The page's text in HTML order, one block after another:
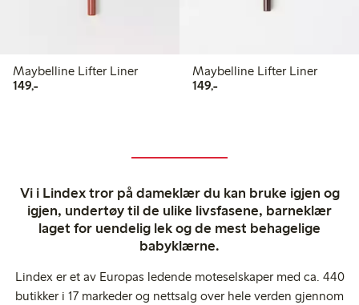
Maybelline Lifter Liner
149,-149,00 kr
Maybelline Lifter Liner
149,-149,00 kr
Vi i Lindex tror på dameklær du kan bruke igjen og
igjen, undertøy til de ulike livsfasene, barneklær
laget for uendelig lek og de mest behagelige
babyklærne.
Lindex er et av Europas ledende moteselskaper med ca. 440
butikker i 17 markeder og nettsalg over hele verden gjennom